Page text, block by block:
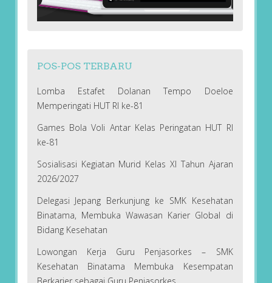
POS-POS TERBARU
Lomba Estafet Dolanan Tempo Doeloe
Memperingati HUT RI ke-81
Games Bola Voli Antar Kelas Peringatan HUT RI
ke-81
Sosialisasi Kegiatan Murid Kelas XI Tahun Ajaran
2026/2027
Delegasi Jepang Berkunjung ke SMK Kesehatan
Binatama, Membuka Wawasan Karier Global di
Bidang Kesehatan
Lowongan Kerja Guru Penjasorkes – SMK
Kesehatan Binatama Membuka Kesempatan